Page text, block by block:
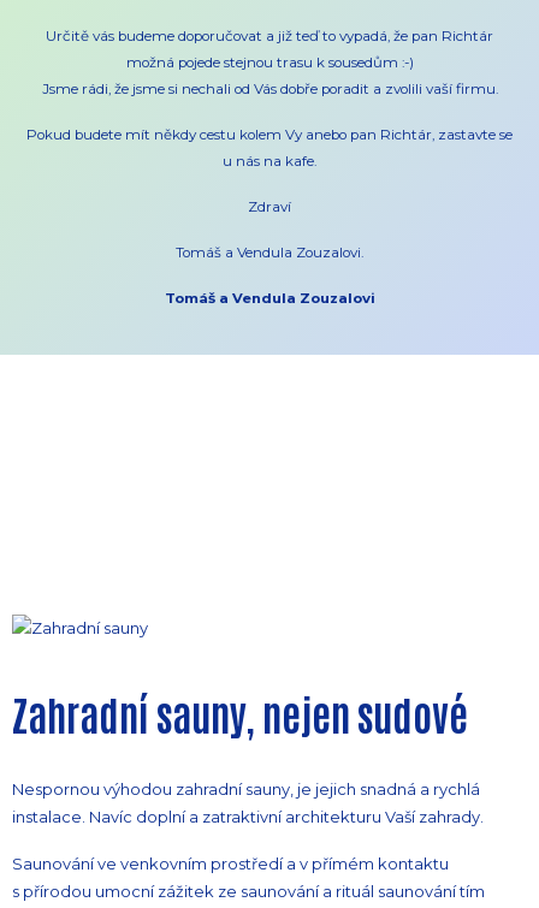
Určitě vás budeme doporučovat a již teď to vypadá, že pan Richtár
možná pojede stejnou trasu k sousedům :-)
Jsme rádi, že jsme si nechali od Vás dobře poradit a zvolili vaší firmu.
Pokud budete mít někdy cestu kolem Vy anebo pan Richtár, zastavte se
u nás na kafe.
Zdraví
Tomáš a Vendula Zouzalovi.
Tomáš a Vendula Zouzalovi
Zahradní sauny, nejen sudové
Nespornou výhodou zahradní sauny, je jejich snadná a rychlá
instalace. Navíc doplní a zatraktivní architekturu Vaší zahrady.
Saunování ve venkovním prostředí a v přímém kontaktu
s přírodou umocní zážitek ze saunování a rituál saunování tím